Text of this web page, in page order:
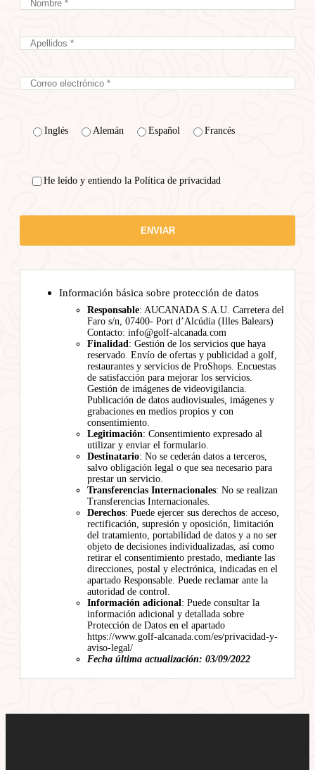
Inglés Alemán Español Francés
He leído y entiendo la Política de privacidad
Información básica sobre protección de datos
Responsable: AUCANADA S.A.U. Carretera del
Faro s/n, 07400- Port d’Alcúdia (Illes Balears)
Contacto: info@golf-alcanada.com
Finalidad: Gestión de los servicios que haya
reservado. Envío de ofertas y publicidad a golf,
restaurantes y servicios de ProShops. Encuestas
de satisfacción para mejorar los servicios.
Gestión de imágenes de videovigilancia.
Publicación de datos audiovisuales, imágenes y
grabaciones en medios propios y con
consentimiento.
Legitimación: Consentimiento expresado al
utilizar y enviar el formulario.
Destinatario: No se cederán datos a terceros,
salvo obligación legal o que sea necesario para
prestar un servicio.
Transferencias Internacionales: No se realizan
Transferencias Internacionales.
Derechos: Puede ejercer sus derechos de acceso,
rectificación, supresión y oposición, limitación
del tratamiento, portabilidad de datos y a no ser
objeto de decisiones individualizadas, así como
retirar el consentimiento prestado, mediante las
direcciones, postal y electrónica, indicadas en el
apartado Responsable. Puede reclamar ante la
autoridad de control.
Información adicional: Puede consultar la
información adicional y detallada sobre
Protección de Datos en el apartado
https://www.golf-alcanada.com/es/privacidad-y-
aviso-legal/
Fecha última actualización: 03/09/2022